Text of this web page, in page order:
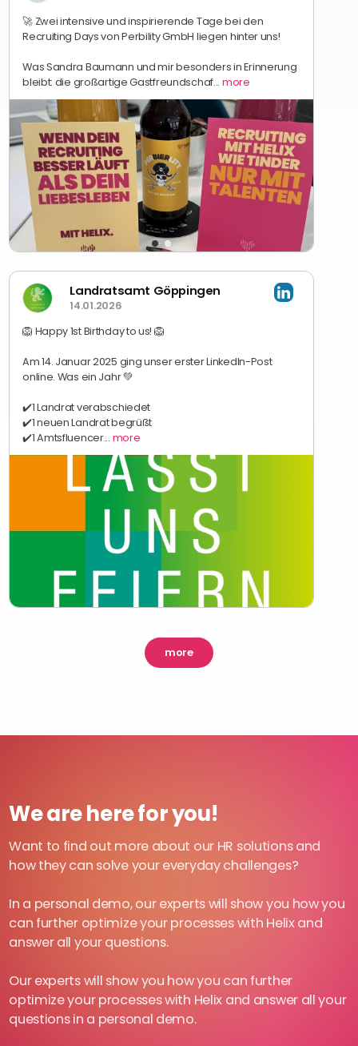
🚀 Zwei intensive und inspirierende Tage bei den
Recruiting Days von Perbility GmbH liegen hinter uns!
Was Sandra Baumann und mir besonders in Erinnerung
bleibt: die großartige Gastfreundschaf... more
Landratsamt Göppingen
14.01.2026
🦁 Happy 1st Birthday to us! 🦁
Am 14. Januar 2025 ging unser erster LinkedIn-Post
online. Was ein Jahr 💚
✔️1 Landrat verabschiedet
✔️1 neuen Landrat begrüßt
✔️1 Amtsfluencer... more
more
We are here for you!
Want to find out more about our HR solutions and
how they can solve your everyday challenges?
In a personal demo, our experts will show you how you
can further optimize your processes with Helix and
answer all your questions.
Our experts will show you how you can further
optimize your processes with Helix and answer all your
questions in a personal demo.